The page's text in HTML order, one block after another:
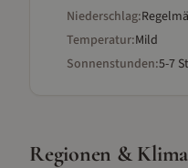
Niederschlag:
Temperatur:Mild
Sonnenstunden:5-7
Regionen &